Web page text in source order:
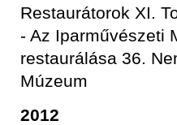
Restaurátorok XI.
- Az Iparművészeti
restaurálása 36.
Múzeum
2012